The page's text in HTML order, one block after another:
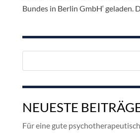
Bundes in Berlin GmbH‘ geladen.
Suchen
NEUESTE
Für eine gute